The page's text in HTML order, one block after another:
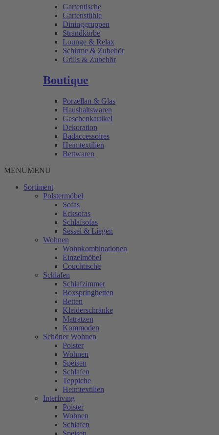
Gartentische
Gartenstühle
Dininggruppen
Strandkörbe
Lounge & Relax
Schirme & Zubehör
Grills & Zubehör
Boutique
Porzellan & Glas
Haushaltswaren
Geschenkartikel
Dekoration
Badaccessoires
Heimtextilien
Bettwaren
MENUMENU
Sortiment
Polstermöbel
Sofas
Ecksofas
Schlafsofas
Sessel & Liegen
Wohnen
Wohnkombinationen
Einzelmöbel
Couchtische
Schlafen
Schlafzimmer
Boxspringbetten
Betten
Kleiderschränke
Matratzen
Kommoden
Schöner Wohnen
Polster
Wohnen
Speisen
Schlafen
Teppiche
Heimtextilien
Interliving
Polster
Wohnen
Schlafen
Speisen